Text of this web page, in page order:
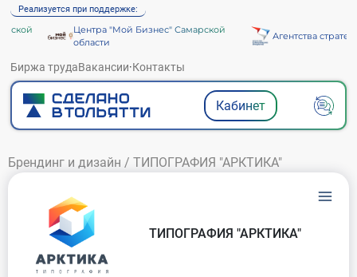
Реализуется при поддержке:
Центра "Мой Бизнес" Самарской
области
Агентства
Биржа трудаВакансии·Контакты
Кабинет
Брендинг и дизайн / ТИПОГРАФИЯ "АРКТИКА"
ТИПОГРАФИЯ "АРКТИКА"